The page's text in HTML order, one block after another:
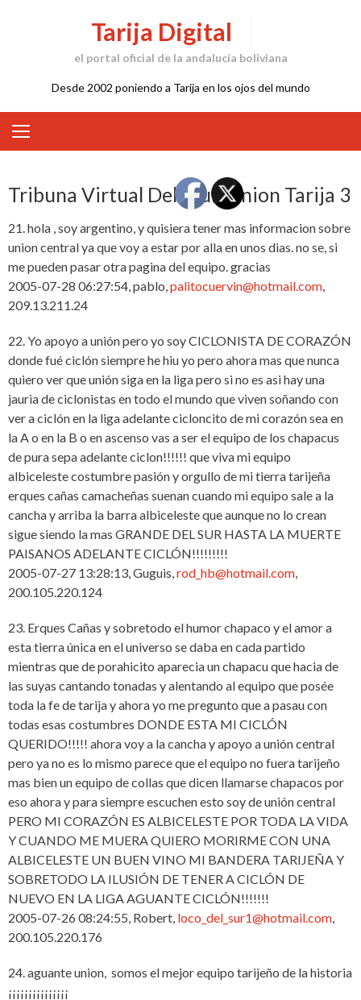
Tarija Digital
el portal oficial de la andalucía boliviana
Desde 2002 poniendo a Tarija en los ojos del mundo
Tribuna Virtual Del Club Union Tarija 3
21. hola , soy argentino, y quisiera tener mas informacion sobre
union central ya que voy a estar por alla en unos dias. no se, si
me pueden pasar otra pagina del equipo. gracias
2005-07-28 06:27:54, pablo,palitocuervin@hotmail.com,
209.13.211.24
22. Yo apoyo a unión pero yo soy CICLONISTA DE CORAZÓN
donde fué ciclón siempre he hiu yo pero ahora mas que nunca
quiero ver que unión siga en la liga pero si no es asi hay una
jauria de ciclonistas en todo el mundo que viven soñando con
ver a ciclón en la liga adelante cicloncito de mi corazón sea en
la A o en la B o en ascenso vas a ser el equipo de los chapacus
de pura sepa adelante ciclon!!!!!! que viva mi equipo
albiceleste costumbre pasión y orgullo de mi tierra tarijeña
erques cañas camacheñas suenan cuando mi equipo sale a la
cancha y arriba la barra albiceleste que aunque no lo crean
sigue siendo la mas GRANDE DEL SUR HASTA LA MUERTE
PAISANOS ADELANTE CICLÓN!!!!!!!!!
2005-07-27 13:28:13, Guguis,rod_hb@hotmail.com,
200.105.220.124
23. Erques Cañas y sobretodo el humor chapaco y el amor a
esta tierra única en el universo se daba en cada partido
mientras que de porahicito aparecia un chapacu que hacia de
las suyas cantando tonadas y alentando al equipo que posée
toda la fe de tarija y ahora yo me pregunto que a pasau con
todas esas costumbres DONDE ESTA MI CICLÓN
QUERIDO!!!!! ahora voy a la cancha y apoyo a unión central
pero ya no es lo mismo parece que el equipo no fuera tarijeño
mas bien un equipo de collas que dicen llamarse chapacos por
eso ahora y para siempre escuchen esto soy de unión central
PERO MI CORAZÓN ES ALBICELESTE POR TODA LA VIDA
Y CUANDO ME MUERA QUIERO MORIRME CON UNA
ALBICELESTE UN BUEN VINO MI BANDERA TARIJEÑA Y
SOBRETODO LA ILUSIÓN DE TENER A CICLÓN DE
NUEVO EN LA LIGA AGUANTE CICLÓN!!!!!!!
2005-07-26 08:24:55, Robert, loco_del_sur1@hotmail.com,
200.105.220.176
24. aguante union, somos el mejor equipo tarijeño de la historia
¡¡¡¡¡¡¡¡¡¡¡¡¡¡¡